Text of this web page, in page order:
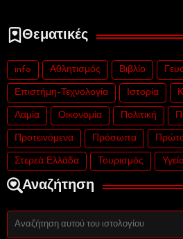
Θεματικές
info Αθλητισμός Βιβλίο
Επιστήμη-Τεχνολογία Ιστορία
Λαμία Οικονομία Πολιτική
Προτεινόμενα Πρόσωπα
Στερεά Ελλάδα Τουρισμός
Αναζήτηση